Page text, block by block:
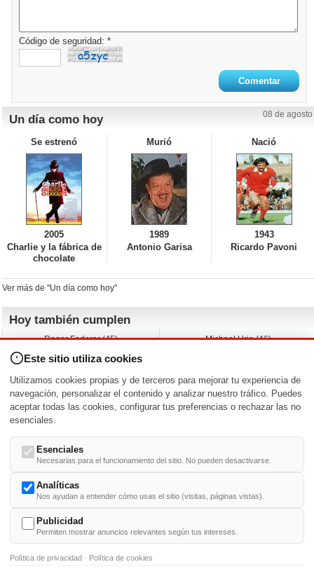
Código de seguridad: *
Un día como hoy 08 de agosto
Se estrenó
2005
Charlie y la fábrica de
chocolate
Murió
1989
Antonio Garisa
Nació
1943
Ricardo Pavoni
Ver más de "Un día como hoy"
Hoy también cumplen
Roger Federer (45)
Dustin Hoffman (89)
Martin Brest (75)
Adam Roarke (89)
Michael Urie (46)
Jimmy Jean-Louis (58)
Ken Baumann (37)
Nacimientos y estrenos en la fecha
DD/MM /
-U- V- W- X - -
Este sitio utiliza cookies
Utilizamos cookies propias y de terceros para mejorar tu experiencia de
navegación, personalizar el contenido y analizar nuestro tráfico. Puedes
aceptar todas las cookies, configurar tus preferencias o rechazar las no
esenciales.
Esenciales
Necesarias para el funcionamiento del sitio. No pueden desactivarse.
Analíticas
Nos ayudan a entender cómo usas el sitio (visitas, páginas vistas).
Publicidad
Permiten mostrar anuncios relevantes según tus intereses.
Política de privacidad · Política de cookies